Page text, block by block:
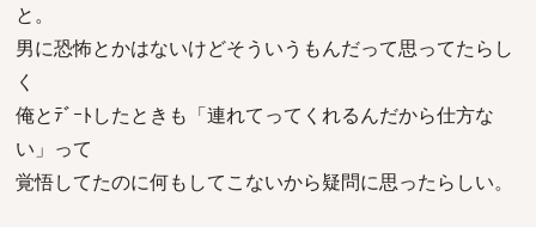
と。
男に恐怖とかはないけどそういうもんだって思ってたらし
く
俺とﾃﾞｰﾄしたときも「連れてってくれるんだから仕方な
い」って
覚悟してたのに何もしてこないから疑問に思ったらしい。